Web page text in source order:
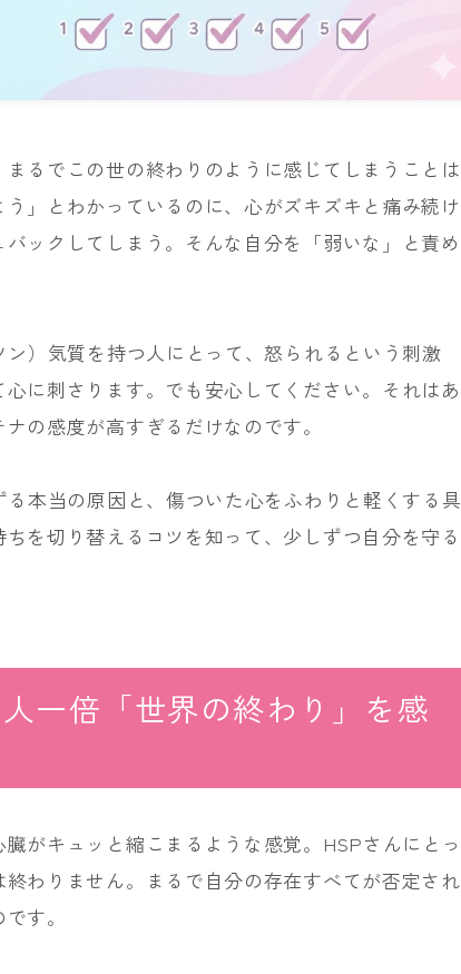
るでこの世の終わりのように感じてしまうことは
」とわかっているのに、心がズキズキと痛み続け
ックしてしまう。そんな自分を「弱いな」と責め
）気質を持つ人にとって、怒られるという刺激
に刺さります。でも安心してください。それはあ
の感度が高すぎるだけなのです。
本当の原因と、傷ついた心をふわりと軽くする具
を切り替えるコツを知って、少しずつ自分を守る
一倍「世界の終わり」を感
がキュッと縮こまるような感覚。HSPさんにとっ
わりません。まるで自分の存在すべてが否定され
す。